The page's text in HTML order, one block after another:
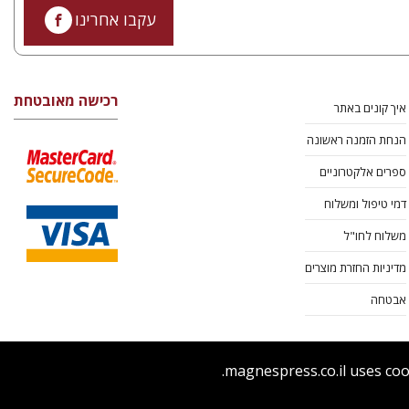
עקבו אחרינו
איך קונים באתר
הנחת הזמנה ראשונה
ספרים אלקטרוניים
דמי טיפול ומשלוח
משלוח לחו"ל
מדיניות החזרת מוצרים
אבטחה
רכישה מאובטחת
magnespress.co.il uses